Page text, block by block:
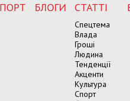
БЛОГИ СТАТТІ
Спецтема
Влада
Гроші
Людина
Тенденції
Акценти
Культура
Спорт